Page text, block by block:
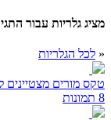
מציג גלריות עבור
« לכל הגלריות
טקס מורים
8 תמונות